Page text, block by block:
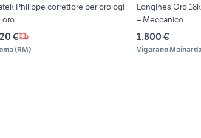
Philippe correttore per orologi
oro
€
(RM)
Longines Oro
– Meccanico
1.800 €
Vigarano Mainarda